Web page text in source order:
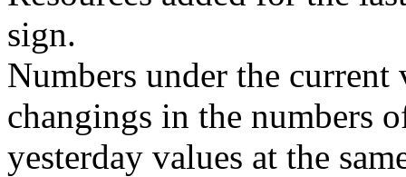
sign.
Numbers under the
changings in the numbers
yesterday values at the